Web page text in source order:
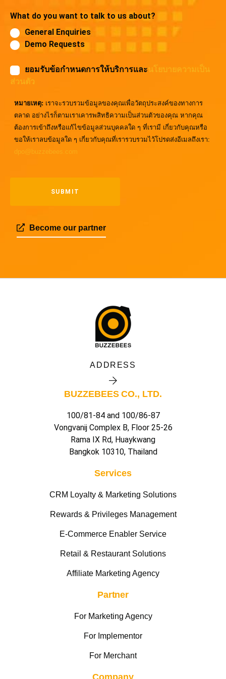
What do you want to talk to us about?
General Enquiries
Demo Requests
ยอมรับข้อกำหนดการให้บริการและนโยบายความเป็น
ส่วนตัว
หมายเหตุ: เราจะรวบรวมข้อมูลของคุณเพื่อวัตถุประสงค์ของทางการ
ตลาด อย่างไรก็ตามเราเคารพสิทธิความเป็นส่วนตัวของคุณ หากคุณ
ต้องการเข้าถึงหรือแก้ไขข้อมูลส่วนบุคคลใด ๆ ที่เรามี เกี่ยวกับคุณหรือ
ขอให้เราลบข้อมูลใด ๆ เกี่ยวกับคุณที่เรารวบรวมไว้โปรดส่งอีเมลถึงเรา:
dpo@buzzebees.com
Become our partner
ADDRESS
BUZZEBEES CO., LTD.
100/81-84 and 100/86-87
Vongvanij Complex B, Floor 25-26
Rama IX Rd, Huaykwang
Bangkok 10310, Thailand
Services
CRM Loyalty & Marketing Solutions
Rewards & Privileges Management
E-Commerce Enabler Service
Retail & Restaurant Solutions
Affiliate Marketing Agency
Partner
For Marketing Agency
For Implementor
For Merchant
Company